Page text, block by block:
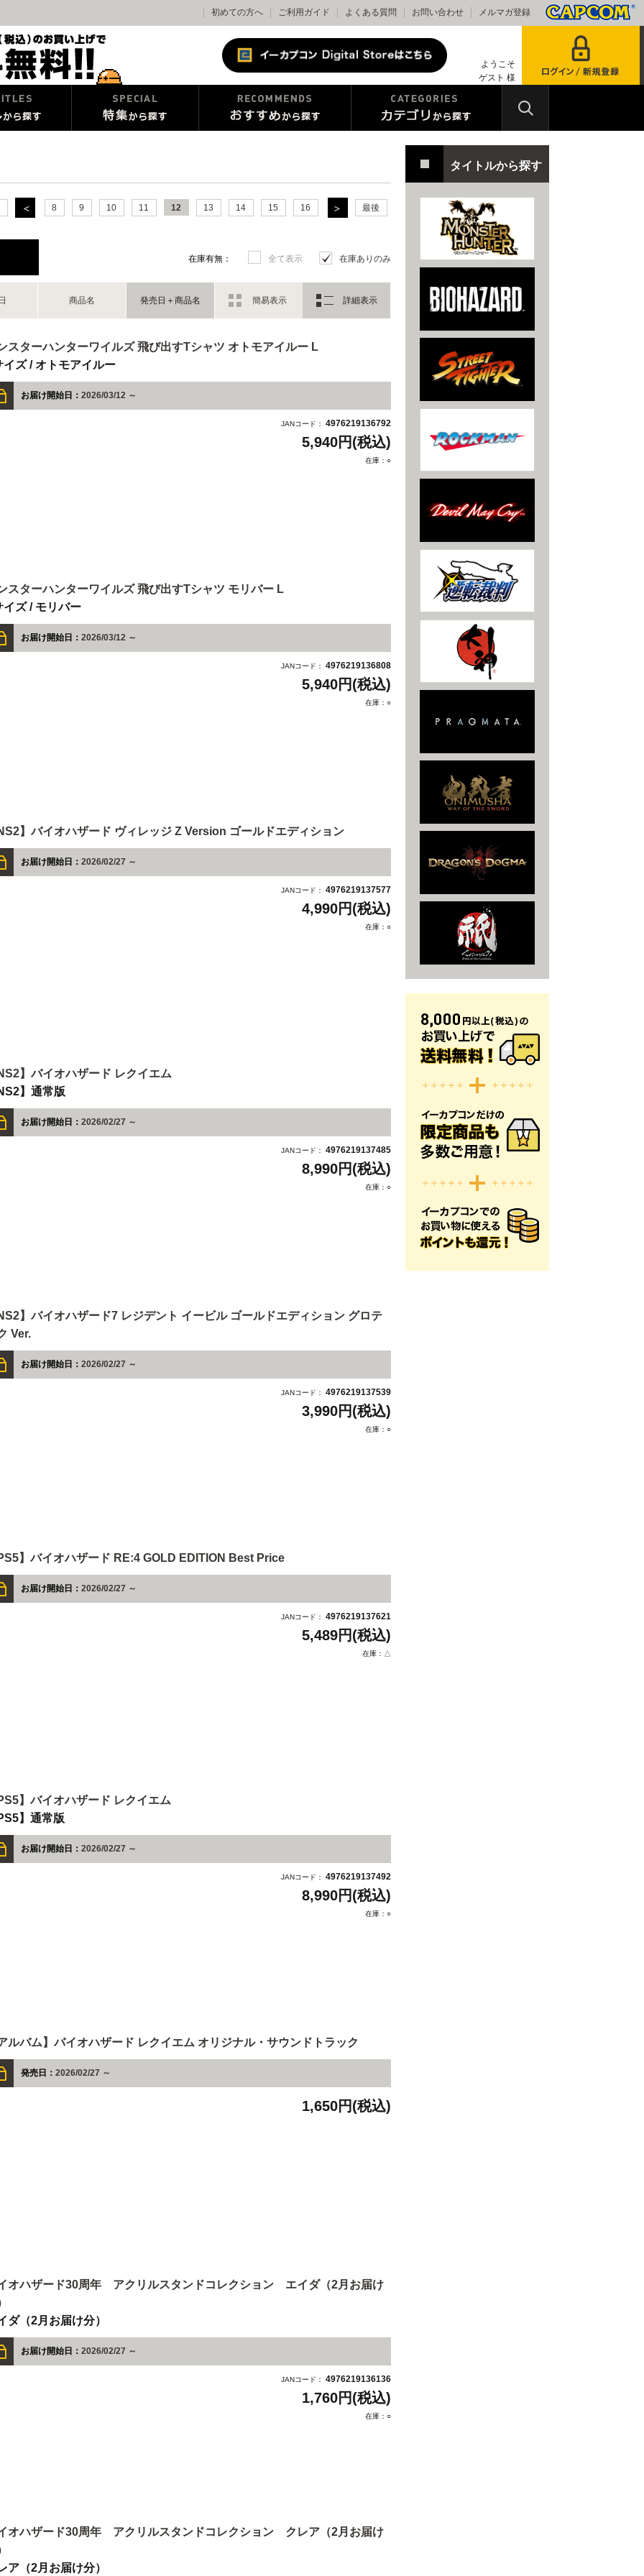
初めての方へ ご利用ガイド よくある質問 お問い合わせ メルマガ登録
ようこそ
ゲスト 様
8 9 10 11 12 13 14 15 16 最後
在庫有無： 全て表示 在庫ありのみ
商品名 発売日＋商品名 簡易表示 詳細表示
スターハンターワイルズ 飛び出すTシャツ オトモアイルー L
イズ / オトモアイルー
お届け開始日： 2026/03/12 ～
JANコード： 4976219136792
5,940円(税込)
在庫：○
スターハンターワイルズ 飛び出すTシャツ モリバー L
イズ / モリバー
お届け開始日： 2026/03/12 ～
JANコード： 4976219136808
5,940円(税込)
在庫：○
】バイオハザード ヴィレッジ Z Version ゴールドエディション
お届け開始日： 2026/02/27 ～
JANコード： 4976219137577
4,990円(税込)
在庫：○
】バイオハザード レクイエム
】通常版
お届け開始日： 2026/02/27 ～
JANコード： 4976219137485
8,990円(税込)
在庫：○
】バイオハザード7 レジデント イービル ゴールドエディション グロテ
Ver.
お届け開始日： 2026/02/27 ～
JANコード： 4976219137539
3,990円(税込)
在庫：○
】バイオハザード RE:4 GOLD EDITION Best Price
お届け開始日： 2026/02/27 ～
JANコード： 4976219137621
5,489円(税込)
在庫：△
】バイオハザード レクイエム
】通常版
お届け開始日： 2026/02/27 ～
JANコード： 4976219137492
8,990円(税込)
在庫：○
ルバム】バイオハザード レクイエム オリジナル・サウンドトラック
発売日： 2026/02/27 ～
1,650円(税込)
オハザード30周年 アクリルスタンドコレクション エイダ（2月お届け
ダ（2月お届け分）
お届け開始日： 2026/02/27 ～
JANコード： 4976219136136
1,760円(税込)
在庫：○
オハザード30周年 アクリルスタンドコレクション クレア（2月お届け
ア（2月お届け分）
タイトルから探す